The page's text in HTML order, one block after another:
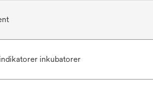
inkubatorer